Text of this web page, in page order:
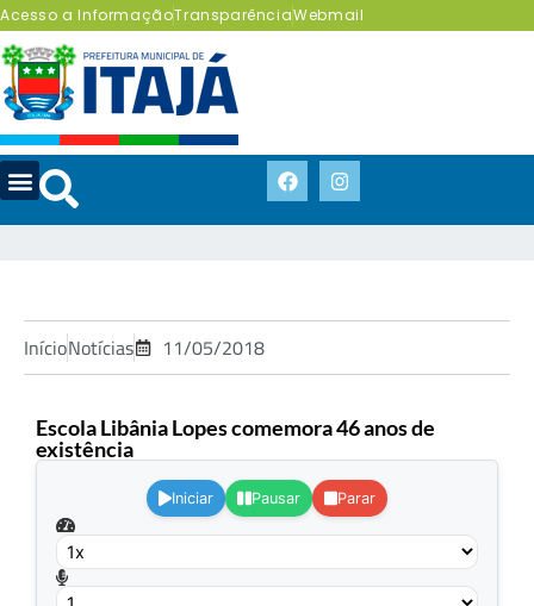
Acesso a InformaçãoTransparênciaWebmail
InícioNotícias 11/05/2018
Escola Libânia Lopes comemora 46 anos de
existência
Iniciar Pausar Parar